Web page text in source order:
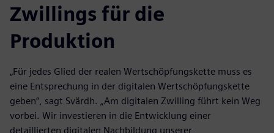
Zwillings für die
Produktion
„Für jedes Glied der realen Wertschöpfungskette muss es
eine Entsprechung in der digitalen Wertschöpfungskette
geben“, sagt Svärdh. „Am digitalen Zwilling führt kein Weg
vorbei. Wir investieren in die Entwicklung einer
detaillierten digitalen Nachbildung unserer